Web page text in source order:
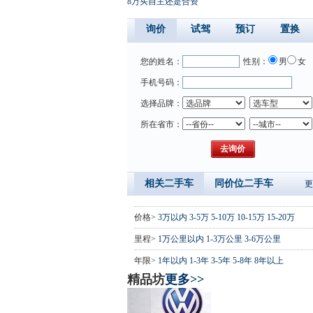
询价 试驾 预订 置换
您的姓名： 性别： 男 女
手机号码：
选择品牌：
所在省市：
相关二手车 同价位二手车
价格> 3万以内 3-5万 5-10万 10-15万 15-20万
里程> 1万公里以内 1-3万公里 3-6万公里
年限> 1年以内 1-3年 3-5年 5-8年 8年以上
精品坊更多>>